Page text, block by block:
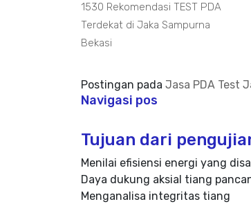
1530 Rekomendasi TEST PDA
Terdekat di Jaka Sampurna
Bekasi
Postingan pada Jasa PDA Test
Navigasi pos
Tujuan dari
Menilai efisiensi energi yang
Daya dukung aksial tiang
Menganalisa integritas tiang